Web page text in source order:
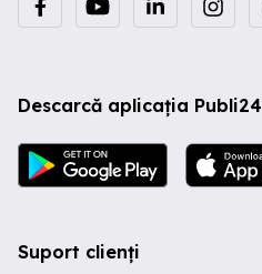
Descarcă aplicația Publi24
Suport clienți